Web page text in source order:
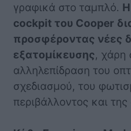
γραφικά στο ταμπλό.
cockpit του Cooper
προσφέροντας νέες
εξατομίκευσης, χάρη
αλληλεπίδραση του
σχεδιασμού, του
περιβάλλοντος και